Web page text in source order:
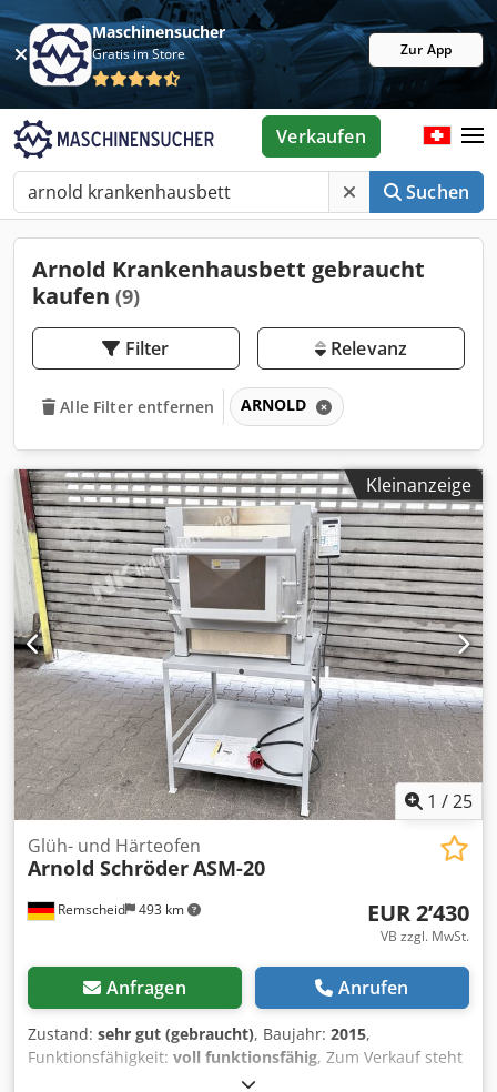
Maschinensucher
Gratis im Store Zur App
Suchen
Verkaufen
Arnold Krankenhausbett gebraucht
kaufen (9)
Filter Relevanz
Alle Filter entfernen ARNOLD
Kleinanzeige
1 /25
Remscheid 493 km
Glüh- und Härteofen
Arnold SchröderASM-20
EUR 2’430
VB zzgl. MwSt.
Anfragen Anrufen
Zustand: sehr gut (gebraucht), Baujahr: 2015,
Funktionsfähigkeit: voll funktionsfähig, Zum Verkauf steht
ein Glüh- und Härteofen der Marke Arnold-Schröder in